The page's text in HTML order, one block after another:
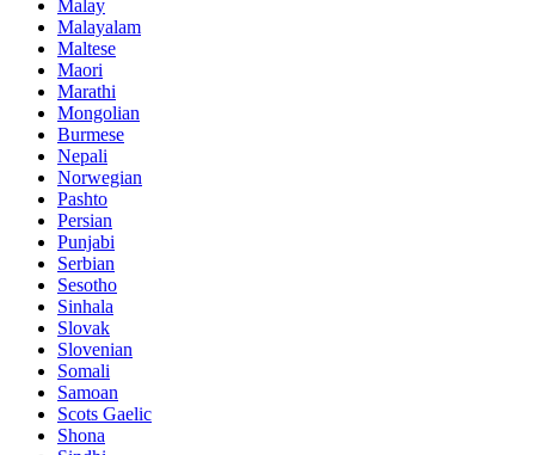
Malay
Malayalam
Maltese
Maori
Marathi
Mongolian
Burmese
Nepali
Norwegian
Pashto
Persian
Punjabi
Serbian
Sesotho
Sinhala
Slovak
Slovenian
Somali
Samoan
Scots Gaelic
Shona